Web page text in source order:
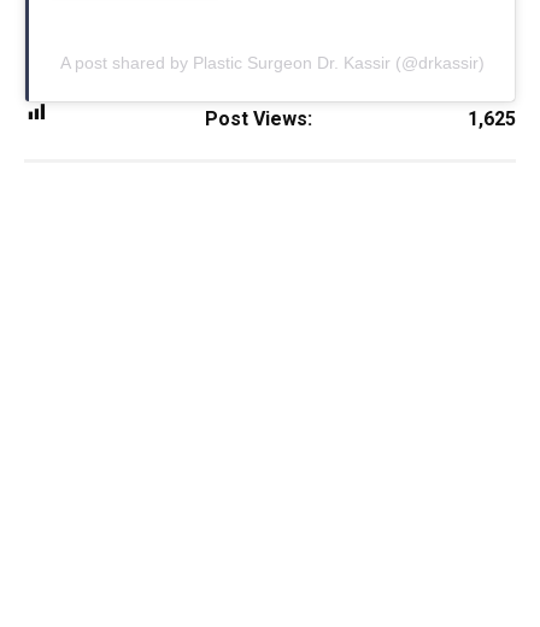
A post shared by Plastic Surgeon Dr. Kassir (@drkassir)
Post Views: 1,625